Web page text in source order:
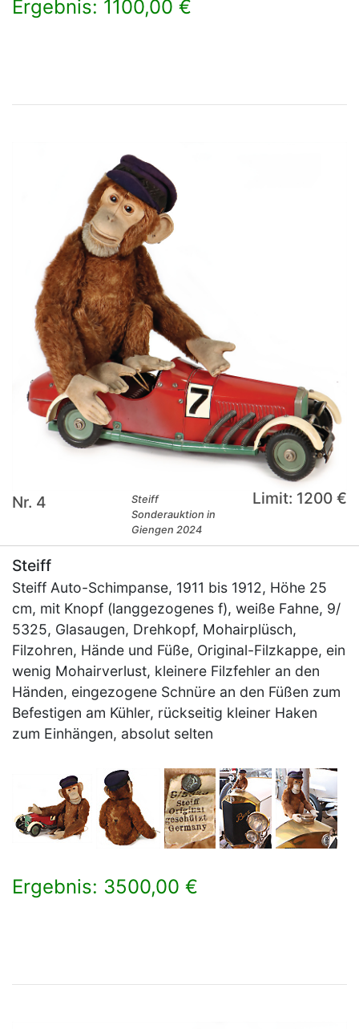
Ergebnis: 1100,00 €
Nr. 4
Steiff
Sonderauktion in
Giengen 2024
Limit: 1200 €
Steiff
Steiff Auto-Schimpanse, 1911 bis 1912, Höhe 25
cm, mit Knopf (langgezogenes f), weiße Fahne, 9/
5325, Glasaugen, Drehkopf, Mohairplüsch,
Filzohren, Hände und Füße, Original-Filzkappe, ein
wenig Mohairverlust, kleinere Filzfehler an den
Händen, eingezogene Schnüre an den Füßen zum
Befestigen am Kühler, rückseitig kleiner Haken
zum Einhängen, absolut selten
Ergebnis: 3500,00 €